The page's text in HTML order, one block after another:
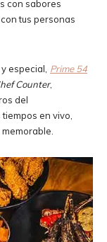
con sabores
tus personas
especial, Prime 54
Counter,
del
en vivo,